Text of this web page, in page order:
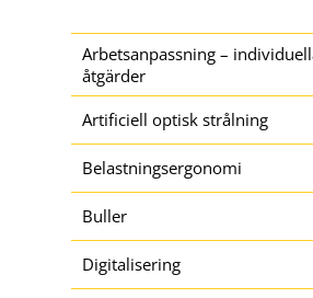
Sidomeny
Arbetsanpassning –
åtgärder
Artificiell optisk strålning
Belastningsergonomi
Buller
Digitalisering